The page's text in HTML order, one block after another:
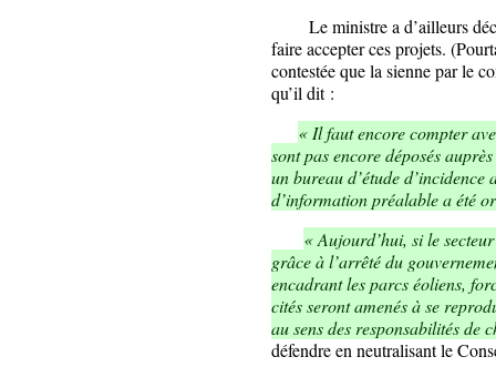
Le ministre a d’ailleurs
faire accepter ces projets.
contestée que la sienne par le
qu’il dit :
« Il faut encore compter
sont pas encore déposés
un bureau d’étude
d’information préalable a été
« Aujourd’hui, si le
grâce à l’arrêté du
encadrant les parcs éoliens,
cités seront amenés à se
au sens des responsabilités de
défendre en neutralisant le